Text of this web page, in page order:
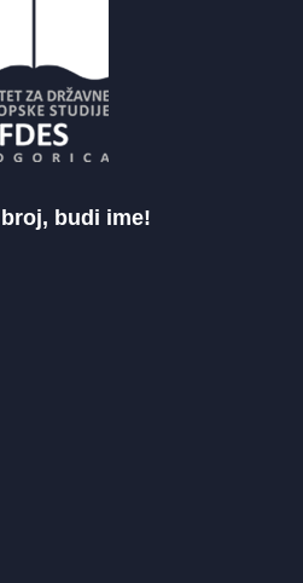
budi ime!